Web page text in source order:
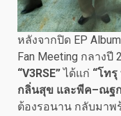
หลังจากปิด EP
Fan Meeting กลาง
“V3RSE”ได้แก่ “โท
กลิ่นสุข และพีค–ณฐก
ต้องรอนาน กลับมาพ